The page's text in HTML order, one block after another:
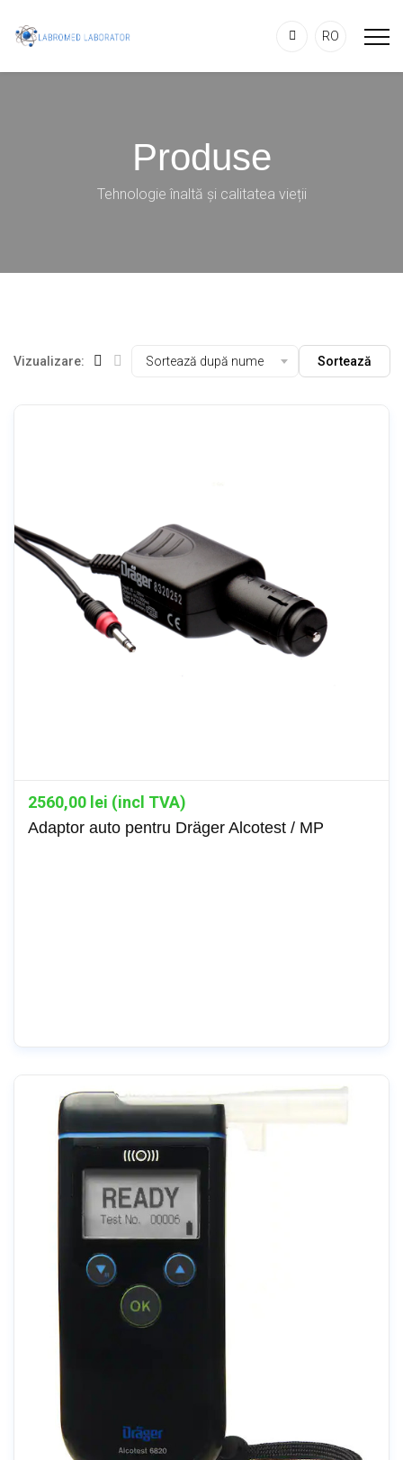
RO
Produse
Tehnologie înaltă și calitatea vieții
Vizualizare: Sortează după nume Sortează
2560,00 lei (incl TVA)
Adaptor auto pentru Dräger Alcotest / MP